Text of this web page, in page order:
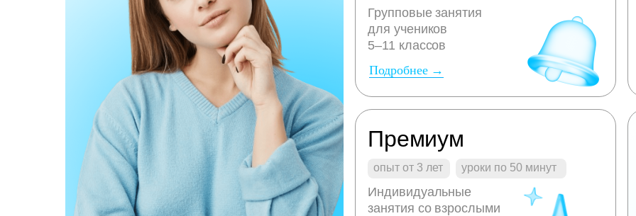
Групповые занятия
для учеников
5–11 классов
Подробнее →
Премиум
опыт от 3 лет уроки по 50 минут
Индивидуальные
занятия со взрослыми